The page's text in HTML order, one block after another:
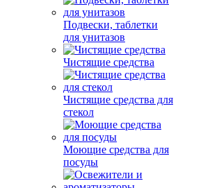
Подвески, таблетки
для унитазов
Чистящие средства
Чистящие средства для
стекол
Моющие средства для
посуды